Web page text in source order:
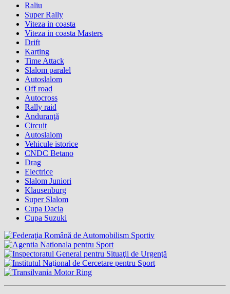
Raliu
Super Rally
Viteza in coasta
Viteza in coasta Masters
Drift
Karting
Time Attack
Slalom paralel
Autoslalom
Off road
Autocross
Rally raid
Anduranţă
Circuit
Autoslalom
Vehicule istorice
CNDC Betano
Drag
Electrice
Slalom Juniori
Klausenburg
Super Slalom
Cupa Dacia
Cupa Suzuki